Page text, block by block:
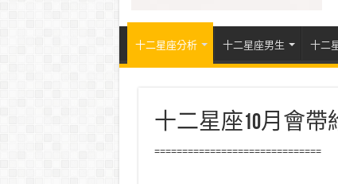
十二星座分析 十二星座男生 十二
十二星座10月會
==============================